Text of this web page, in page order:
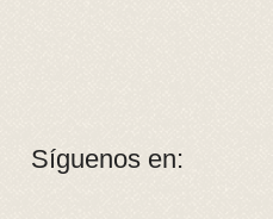
Síguenos en: